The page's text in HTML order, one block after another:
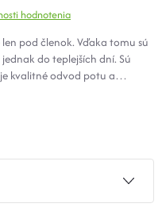
a vrátenie
hodnotenia
pod členok. Vďaka tomu sú
do teplejších dní. Sú
kvalitné odvod potu a